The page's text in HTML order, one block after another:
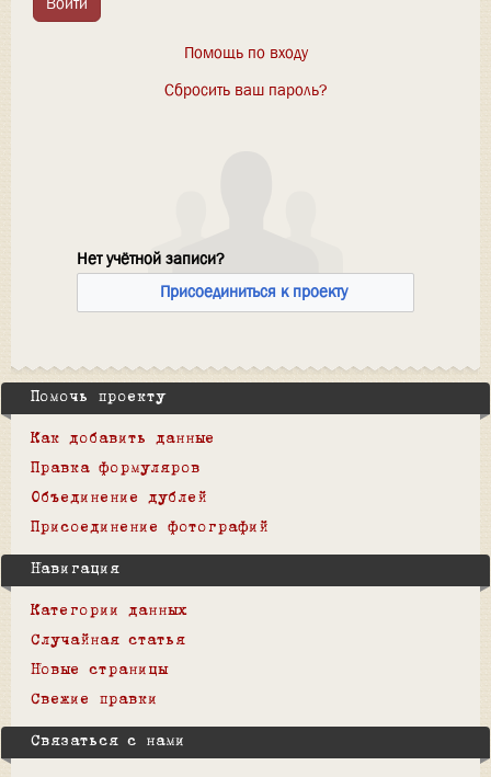
Помощь по входу
Сбросить ваш пароль?
Нет учётной записи?
Присоединиться к проекту
Помочь проекту
Как добавить данные
Правка формуляров
Объединение дублей
Присоединение фотографий
Навигация
Категории данных
Случайная статья
Новые страницы
Свежие правки
Связаться с нами